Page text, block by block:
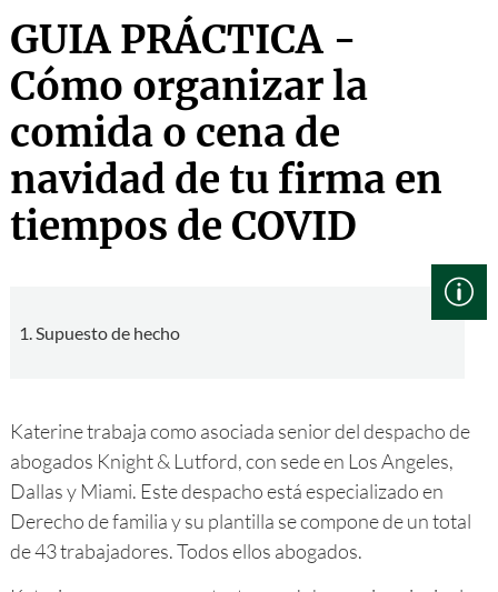
GUIA PRÁCTICA -
Cómo organizar la
comida o cena de
navidad de tu firma en
tiempos de COVID
1. Supuesto de hecho
Katerine trabaja como asociada senior del despacho de
abogados Knight & Lutford, con sede en Los Angeles,
Dallas y Miami. Este despacho está especializado en
Derecho de familia y su plantilla se compone de un total
de 43 trabajadores. Todos ellos abogados.